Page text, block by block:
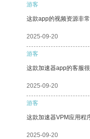
游客
这款app的视频资源非
2025-09-20
游客
这款加速器app的客服
2025-09-20
游客
这款加速器VPM应用程
2025-09-20